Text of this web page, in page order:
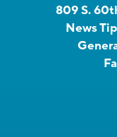
809 S.
News